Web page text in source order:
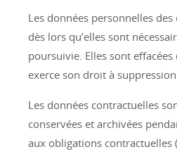
Les données personnelles
dès lors qu’elles sont
poursuivie. Elles sont
exerce son droit à
Les données contractuelles
conservées et archivées
aux obligations